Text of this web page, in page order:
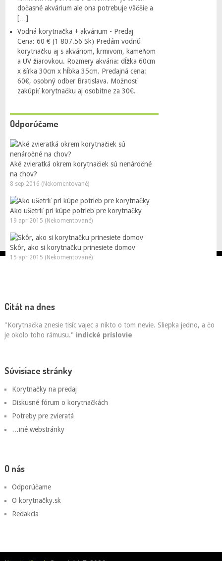
dočasné akvárium ale ona potrebuje väčšie a
[…]
Vodná korytnačka + akvárium - Predaj
Cena: 60 € (1 807.56 Sk) Predám vodnú
korytnačku aj s akváriom, krmivom, kameňom
a UV žiarovkou. Rozmery akvária: dĺžka 60cm
x šírka 30cm x hĺbka 35cm. Predajná cena:
60€, osobný odber Bratislava. Možnosť
zakúpiť korytnačku aj osobitne za 30€.
Odporúčame
Aké zvieratká okrem korytnačiek sú nenáročné
na chov?
8 sep 2016 (Nekomentované)
Ako ušetriť pri kúpe potrieb pre korytnačky
19 apr 2015 (Nekomentované)
Skôr, ako si korytnačku prinesiete domov
15 apr 2015 (Nekomentované)
Citát na dnes
"Korytnačka znesie tisíc vajec a nikto o tom nevie. Sliepka jedno, a čo
je okolo toho rámusu." indické príslovie
Súvisiace stránky
Korytnačky na predaj
Diskusné fórum o korytnačkách
Potreby pre zvieratá
…iné webstránky
O nás
Odporúčame
O korytnačky.sk
Redakcia